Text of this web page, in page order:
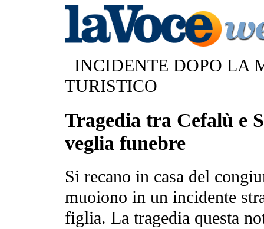
INCIDENTE DOPO LA
TURISTICO
Tragedia tra Cefalù e
veglia funebre
Si recano in casa del
muoiono in un incidente
figlia. La tragedia questa